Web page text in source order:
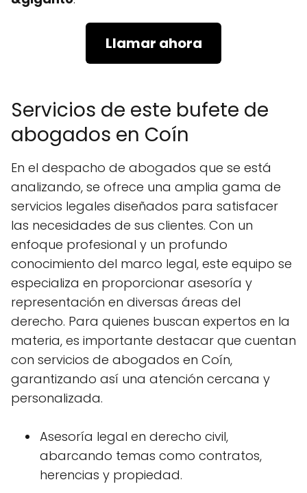
Llamar ahora
Servicios de este bufete de
abogados en Coín
En el despacho de abogados que se está
analizando, se ofrece una amplia gama de
servicios legales diseñados para satisfacer
las necesidades de sus clientes. Con un
enfoque profesional y un profundo
conocimiento del marco legal, este equipo se
especializa en proporcionar asesoría y
representación en diversas áreas del
derecho. Para quienes buscan expertos en la
materia, es importante destacar que cuentan
con servicios de abogados en Coín,
garantizando así una atención cercana y
personalizada.
Asesoría legal en derecho civil,
abarcando temas como contratos,
herencias y propiedad.